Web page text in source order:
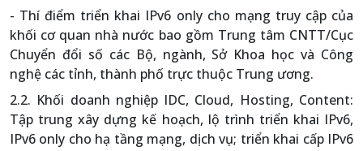
- Thí điểm triển khai IPv6 only cho mạng truy cập của
khối cơ quan nhà nước bao gồm Trung tâm CNTT/Cục
Chuyển đổi số các Bộ, ngành, Sở Khoa học và Công
nghệ các tỉnh, thành phố trực thuộc Trung ương.
2.2. Khối doanh nghiệp IDC, Cloud, Hosting, Content:
Tập trung xây dựng kế hoạch, lộ trình triển khai IPv6,
IPv6 only cho hạ tầng mạng, dịch vụ; triển khai cấp IPv6